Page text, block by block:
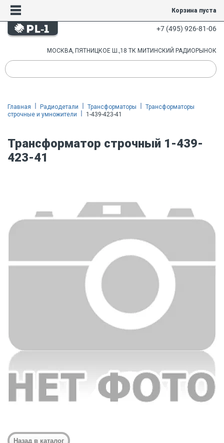
Корзина пуста
+7 (495) 926-81-06
МОСКВА, ПЯТНИЦКОЕ Ш.,18 ТК МИТИНСКИЙ РАДИОРЫНОК
Главная Радиодетали Трансформаторы
Трансформаторы
строчные и умножители
1-439-423-41
Трансформатор строчный 1-439-
423-41